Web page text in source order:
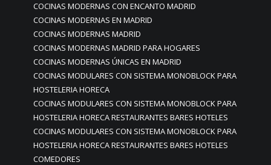
COCINAS MODERNAS CON ENCANTO MADRID
COCINAS MODERNAS EN MADRID
COCINAS MODERNAS MADRID
COCINAS MODERNAS MADRID PARA HOGARES
COCINAS MODERNAS ÚNICAS EN MADRID
COCINAS MODULARES CON SISTEMA MONOBLOCK PARA
HOSTELERIA HORECA
COCINAS MODULARES CON SISTEMA MONOBLOCK PARA
HOSTELERIA HORECA RESTAURANTES BARES HOTELES
COCINAS MODULARES CON SISTEMA MONOBLOCK PARA
HOSTELERIA HORECA RESTAURANTES BARES HOTELES
COMEDORES